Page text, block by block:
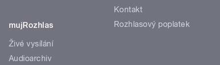
mujRozhlas
Živé vysílání
Audioarchiv
Kontakt
Rozhlasový poplatek